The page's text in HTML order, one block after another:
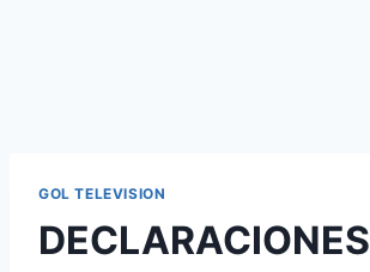
GOL TELEVISION
DECLARACIONES